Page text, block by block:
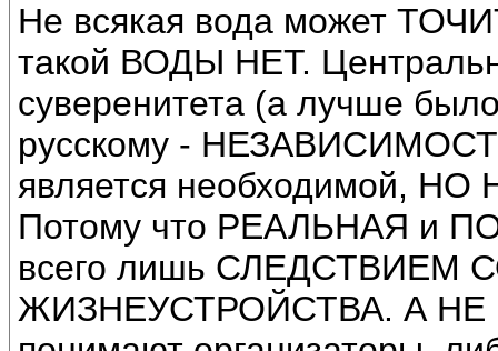
Не всякая вода может
такой ВОДЫ НЕТ.
суверенитета (а лучше
русскому -
является необходимой,
Потому что РЕАЛЬНАЯ и
всего лишь
ЖИЗНЕУСТРОЙСТВА. А НЕ